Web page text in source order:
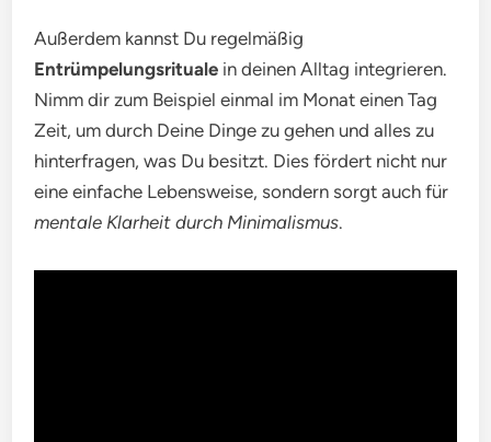
Außerdem kannst Du regelmäßig
Entrümpelungsrituale in deinen Alltag integrieren.
Nimm dir zum Beispiel einmal im Monat einen Tag
Zeit, um durch Deine Dinge zu gehen und alles zu
hinterfragen, was Du besitzt. Dies fördert nicht nur
eine einfache Lebensweise, sondern sorgt auch für
mentale Klarheit durch Minimalismus.